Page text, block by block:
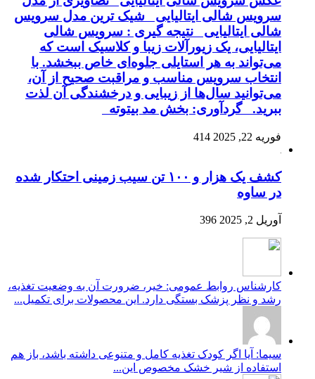
سرویس شالی ایتالیایی شیک ترین مدل سرویس
شالی ایتالیایی نتیجه گیری : سرویس شالی
ایتالیایی، یک زیورآلات زیبا و کلاسیک است که
می‌تواند به هر استایلی جلوه‌ای خاص ببخشد. با
انتخاب سرویس مناسب و مراقبت صحیح از آن،
می‌توانید سال‌ها از زیبایی و درخشندگی آن لذت
ببرید. گردآوری: بخش مد بیتوته
فوریه 22, 2025 414
کشف یک هزار و ۱۰۰ تن سیب زمینی احتکار شده
در ساوه
آوریل 2, 2025 396
کارشناس روابط عمومی: خیر، ضرورت آن به وضعیت تغذیه،
رشد و نظر پزشک بستگی دارد. این محصولات برای تکمیل...
سیما: آیا اگر کودک تغذیه کامل و متنوعی داشته باشد، باز هم
استفاده از شیر خشک مخصوص این...